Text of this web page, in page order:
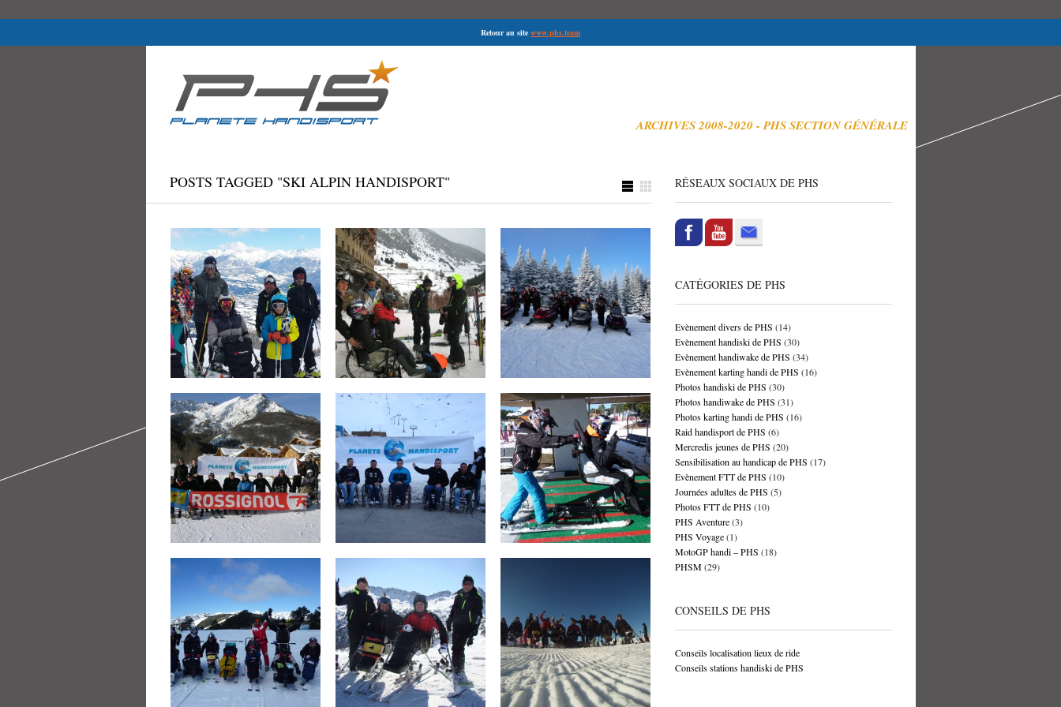
Retour au site www.phs.team
ARCHIVES 2008-2020 - PHS SECTION GÉNÉRALE
POSTS TAGGED "SKI ALPIN HANDISPORT"
Initiation tempo duo
Alpes du sud
par
PHS PLANÈTE
HANDISPORTle6 mar 2016
Pas de commentaires
Andorre – Soldeu –
domaine Grandvalira du
3 au 9 Mars 2013
parPHS PLANÈTE
HANDISPORTle10 mar 2013
2 Commentaires
Canada Février 2013
parPHS PLANÈTE
HANDISPORTle16 fév 2013
8 Commentaires
Ski Serre Chevalier
Janvier 2013
par
PHS PLANÈTE
HANDISPORTle15 jan 2013
3 Commentaires
Fermeture saison ski
Alpin 2012 les 26-27-
28 Avril
par
PHS PLANÈTE
HANDISPORTle30 avr 2012
Stage ski Alpin Font
Romeu
parPHS PLANÈTE
HANDISPORT
le26 mar 2012
Pas de commentaires
Séjour neige enfant
PHS PLANÈTE
HANDISPORTle23 mar 2012
4 Commentaires
Ski Alpin Andorre
Février 2012
par
PHS PLANÈTE
HANDISPORTle16 fév 2012
3 Commentaires
HANDISPORT
Pas de commentaires
RÉSEAUX SOCIAUX DE PHS
CATÉGORIES DE PHS
Evènement divers de PHS (14)
Evènement handiski de PHS (30)
Evènement handiwake de PHS (34)
Evènement karting handi de PHS (16)
Photos handiski de PHS (30)
Photos handiwake de PHS (31)
Photos karting handi de PHS (16)
Raid handisport de PHS (6)
Mercredis jeunes de PHS (20)
Sensibilisation au handicap de PHS (17)
Evènement FTT de PHS (10)
Journées adultes de PHS (5)
Photos FTT de PHS (10)
PHS Aventure(3)
PHS Voyage(1)
MotoGP handi – PHS (18)
PHSM(29)
CONSEILS DE PHS
Conseils localisation lieux de ride
Conseils stations handiski de PHS